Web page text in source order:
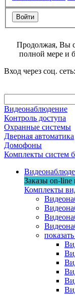
Продолжая, Вы
полной мере и
Вход через соц. сеть:
Видеонаблюдение
Контроль доступа
Охранные системы
Дверная автоматика
Домофоны
Комплекты систем
Заказы on-line
Комплекты